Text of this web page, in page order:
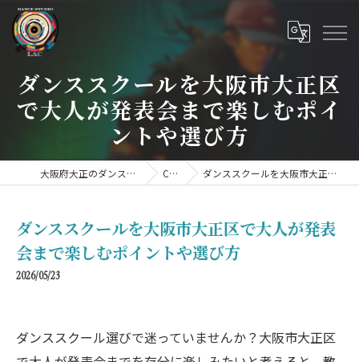
ダンススクールを大阪市大正区
で大人が発表会まで楽しむポイ
ントや選び方
大阪府大正のダンススクールならDANCE STUDIO LAC COLUMN ダンススクールを大阪市大正区で大人が発表会まで楽しむポイントや選び方
ダンススクールを大阪市大正区で大人が発表
会まで楽しむポイントや選び方
2026/05/23
ダンススクール選びで迷っていませんか？大阪市大正区